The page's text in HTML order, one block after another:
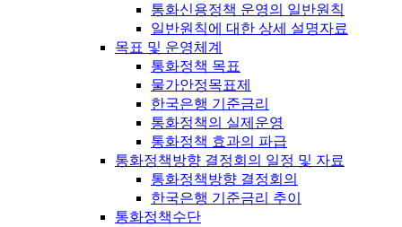
통화신용정책 운영의 일반원칙
일반원칙에 대한 상세 설명자료
목표 및 운영체계
통화정책 목표
물가안정목표제
한국은행 기준금리
통화정책의 실제운영
통화정책 효과의 파급
통화정책방향 결정회의 일정 및 자료
통화정책방향 결정회의
한국은행 기준금리 추이
통화정책수단